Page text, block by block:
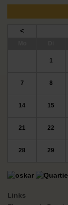
<
1
7 8
14 15
21 22
28 29
Links